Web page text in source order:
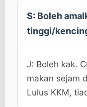
S: Boleh
tinggi/
J: Boleh kak.
makan sejam
Lulus KKM,